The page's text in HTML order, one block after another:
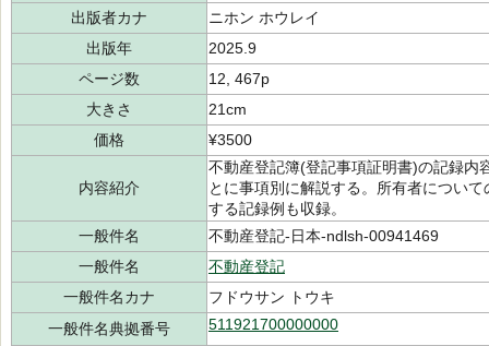
出版者カナ
ニホン ホウレイ
出版年
2025.9
ページ数
12, 467p
大きさ
21cm
価格
¥3500
内容紹介
不動産登記簿(登記事項証明書)の記録内
とに事項別に解説する。所有者につい
する記録例も収録。
一般件名
不動産登記-日本-ndlsh-00941469
一般件名
不動産登記
一般件名カナ
フドウサン トウキ
一般件名典拠番号
511921700000000